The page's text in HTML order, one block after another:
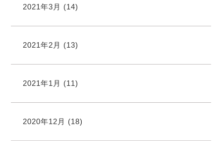
2021年3月 (14)
2021年2月 (13)
2021年1月 (11)
2020年12月 (18)